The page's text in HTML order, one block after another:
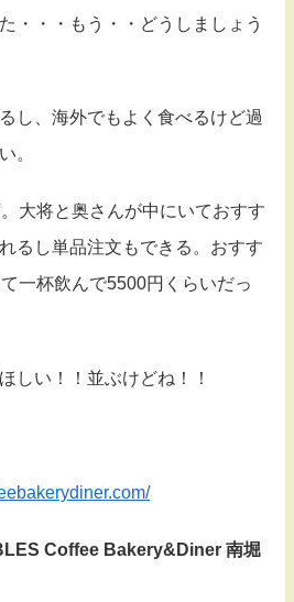
・・・もう・・どうしましょう
し、海外でもよく食べるけど過
。
大将と奥さんが中にいておすす
るし単品注文もできる。おすす
一杯飲んで5500円くらいだっ
しい！！並ぶけどね！！
Coffee Bakery&Diner 南堀